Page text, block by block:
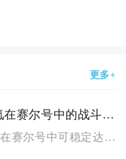
更多+
超级英雄0氪在赛尔号中的战斗力如何
超级英雄0氪在赛尔号中可稳定达到中上游战力，合理养成后能通关...